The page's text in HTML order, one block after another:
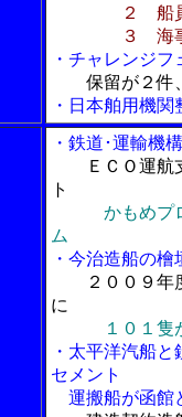
２ 船員に
３ 海事産業
・チャレンジ
保留が２件
・日本舶用機
・鉄道･運輸機
ＥＣＯ運
ト
かもめプ
ム
・今治造船の
２００９
に
１０１
・太平洋汽船
セメント
運搬船が函館